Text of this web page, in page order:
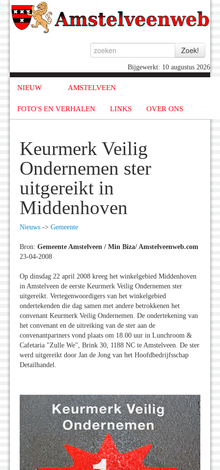
Bijgewerkt: 10 augustus 2026
NIEUW AMSTELVEEN
FOTO'S EN VERHALEN LINKS OVER ONS
Keurmerk Veilig
Ondernemen ster
uitgereikt in
Middenhoven
Nieuws -> Gemeente
Bron: Gemeente Amstelveen / Min Biza/ Amstelveenweb.com
23-04-2008
Op dinsdag 22 april 2008 kreeg het winkelgebied Middenhoven
in Amstelveen de eerste Keurmerk Veilig Ondernemen ster
uitgereikt. Vertegenwoordigers van het winkelgebied
ondertekenden die dag samen met andere betrokkenen het
convenant Keurmerk Veilig Ondernemen. De ondertekening van
het convenant en de uitreiking van de ster aan de
convenantpartners vond plaats om 18.00 uur in Lunchroom &
Cafetaria "Zulle We", Brink 30, 1188 NC te Amstelveen. De ster
werd uitgereikt door Jan de Jong van het Hoofdbedrijfsschap
Detailhandel.